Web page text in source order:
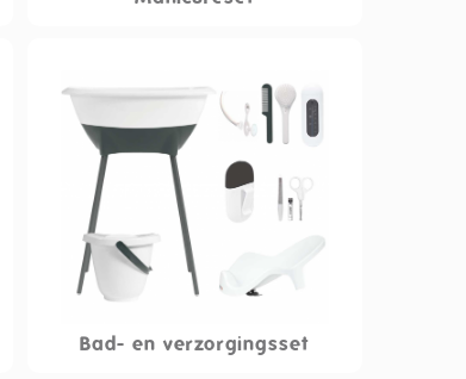
Bad- en verzorgingsset